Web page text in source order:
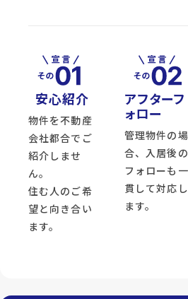
安心紹介
物件を不動産
会社都合でご
紹介しませ
ん。
住む人のご希
望と向き合い
ます。
アフターフ
ォロー
管理物件の場
合、入居後の
フォローも一
貫して対応し
ます。